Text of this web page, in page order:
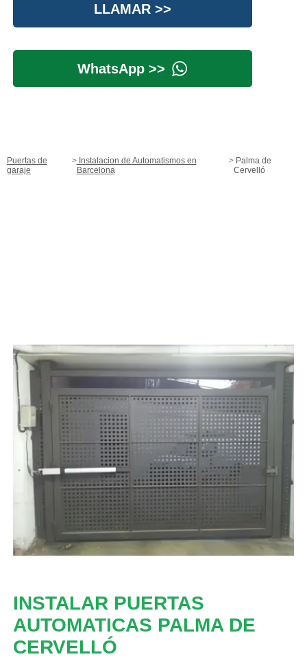
LLAMAR >>
WhatsApp >>
Puertas de
garaje
Instalacion de Automatismos en
Barcelona
Palma de
Cervelló
INSTALAR PUERTAS
AUTOMATICAS PALMA DE
CERVELLÓ